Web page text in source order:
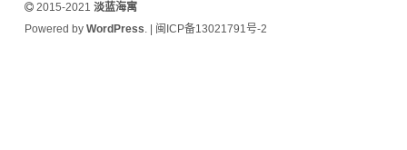
2015-2021 淡蓝海寓
Powered by WordPress. | 闽ICP备13021791号-2